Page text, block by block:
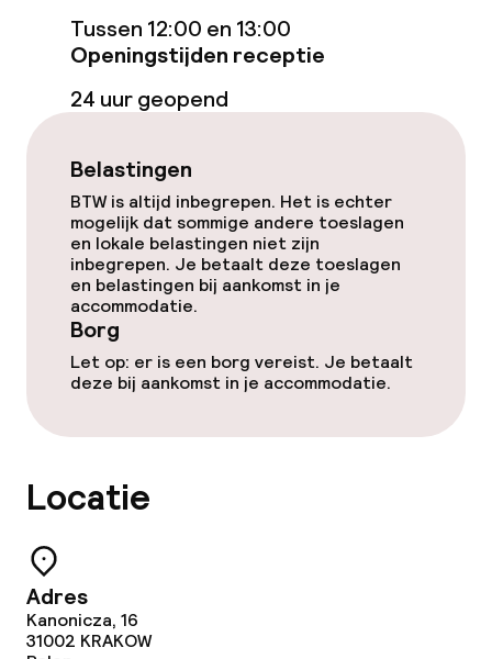
Bar
Eet- en drinkdiensten
Lunch à la carte
Lunch, vast menu
Roomservice
Faciliteiten en diensten voor kinderen
Babysitservice
Schoonmaakvoorzieningen
Zakelijke faciliteiten
Tussen 12:00 en 13:00
Openingstijden receptie
24 uur geopend
Belastingen
BTW is altijd inbegrepen. Het is echter
mogelijk dat sommige andere toeslagen
en lokale belastingen niet zijn
inbegrepen. Je betaalt deze toeslagen
en belastingen bij aankomst in je
accommodatie.
Borg
Let op: er is een borg vereist. Je betaalt
deze bij aankomst in je accommodatie.
Locatie
Adres
Kanonicza, 16
31002 KRAKOW